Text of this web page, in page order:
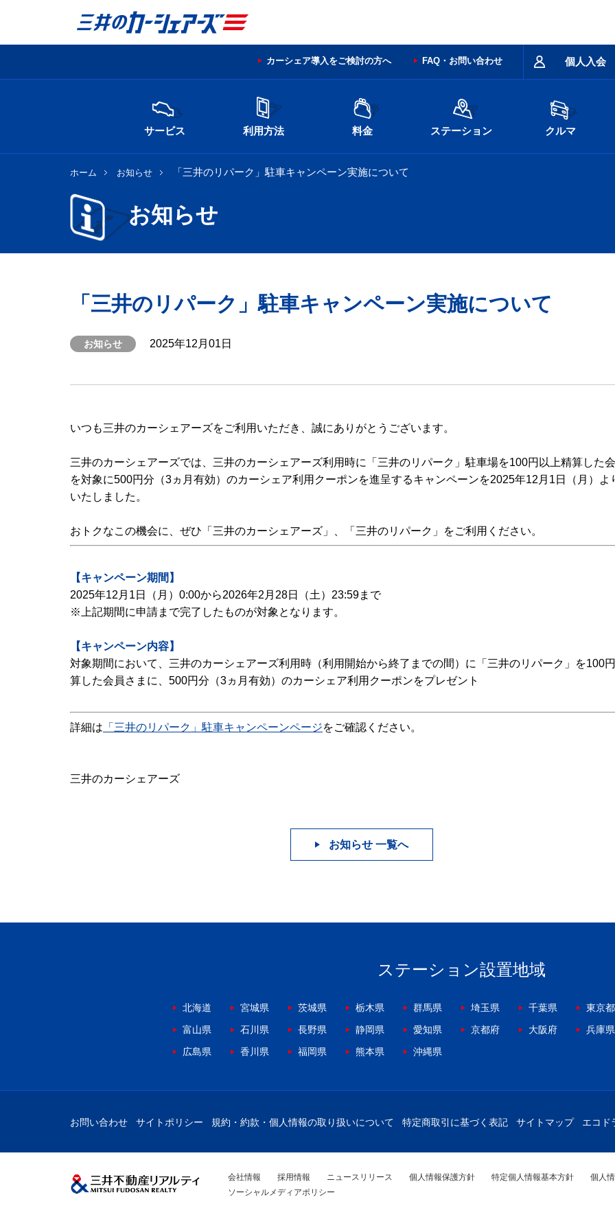
個人入会
カーシェア導入をご検討の方へ FAQ・お問い合わせ
サービス 利用方法 料金 ステーション クルマ
ホーム お知らせ 「三井のリパーク」駐車キャンペーン実施について
お知らせ
「三井のリパーク」駐車キャンペーン実施について
お知らせ 2025年12月01日
いつも三井のカーシェアーズをご利用いただき、誠にありがとうございます。
三井のカーシェアーズでは、三井のカーシェアーズ利用時に「三井のリパーク」駐車場を100円以上精算した
を対象に500円分（3ヵ月有効）のカーシェア利用クーポンを進呈するキャンペーンを2025年12月1日（月）よ
いたしました。
おトクなこの機会に、ぜひ「三井のカーシェアーズ」、「三井のリパーク」をご利用ください。
【キャンペーン期間】
2025年12月1日（月）0:00から2026年2月28日（土）23:59まで
※上記期間に申請まで完了したものが対象となります。
【キャンペーン内容】
対象期間において、三井のカーシェアーズ利用時（利用開始から終了までの間）に「三井のリパーク」を100
算した会員さまに、500円分（3ヵ月有効）のカーシェア利用クーポンをプレゼント
詳細は 「三井のリパーク」駐車キャンペーンページをご確認ください。
三井のカーシェアーズ
お知らせ 一覧へ
ステーション設置地域
北海道 宮城県 茨城県 栃木県 群馬県 埼玉県 千葉県
東京都
富山県
石川県 長野県 静岡県 愛知県 京都府 大阪府
兵庫県
広島県
香川県 福岡県 熊本県 沖縄県
お問い合わせ サイトポリシー 規約・約款・個人情報の取り扱いについて 特定商取引に基づく表記 サイトマップ エコド
会社情報 採用情報 ニュースリリース 個人情報保護方針 特定個人情報基本方針
個人
ソーシャルメディアポリシー